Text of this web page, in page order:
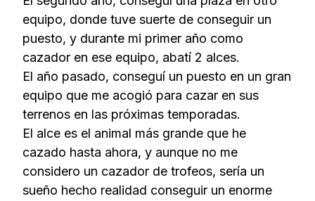
equipo, donde tuve suerte de conseguir un
puesto, y durante mi primer año como
cazador en ese equipo, abatí 2 alces.
El año pasado, conseguí un puesto en un gran
equipo que me acogió para cazar en sus
terrenos en las próximas temporadas.
El alce es el animal más grande que he
cazado hasta ahora, y aunque no me
considero un cazador de trofeos, sería un
sueño hecho realidad conseguir un enorme